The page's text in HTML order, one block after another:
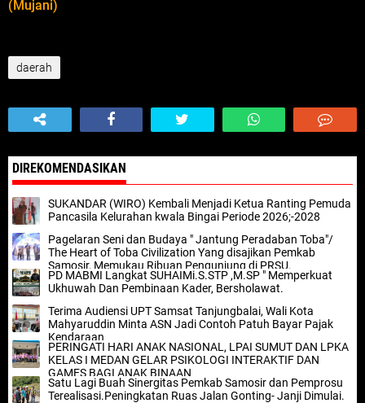
(Mujani)
daerah
DIREKOMENDASIKAN
SUKANDAR (WIRO) Kembali Menjadi Ketua Ranting Pemuda
Pancasila Kelurahan kwala Bingai Periode 2026;-2028
Pagelaran Seni dan Budaya " Jantung Peradaban Toba"/
The Heart of Toba Civilization Yang disajikan Pemkab
Samosir, Memukau Ribuan Pengunjung di PRSU.
PD MABMI Langkat SUHAIMi.S.STP ,M.SP " Memperkuat
Ukhuwah Dan Pembinaan Kader, Bersholawat.
Terima Audiensi UPT Samsat Tanjungbalai, Wali Kota
Mahyaruddin Minta ASN Jadi Contoh Patuh Bayar Pajak
Kendaraan
PERINGATI HARI ANAK NASIONAL, LPAI SUMUT DAN LPKA
KELAS I MEDAN GELAR PSIKOLOGI INTERAKTIF DAN
GAMES BAGI ANAK BINAAN
Satu Lagi Buah Sinergitas Pemkab Samosir dan Pemprosu
Terealisasi.Peningkatan Ruas Jalan Gonting- Janji Dimulai.